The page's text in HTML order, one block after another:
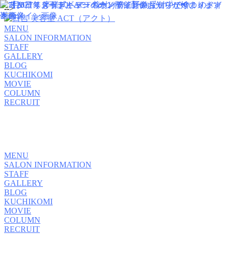
-->
MENU
SALON INFORMATION
STAFF
GALLERY
BLOG
KUCHIKOMI
MOVIE
COLUMN
RECRUIT
MENU
SALON INFORMATION
STAFF
GALLERY
BLOG
KUCHIKOMI
MOVIE
COLUMN
RECRUIT